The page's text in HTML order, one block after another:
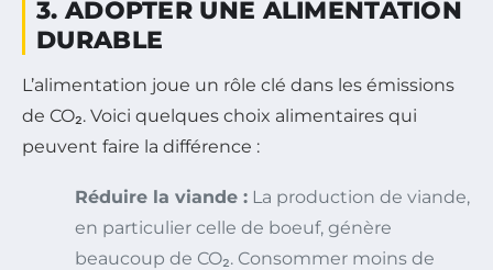
3. ADOPTER UNE ALIMENTATION
DURABLE
L’alimentation joue un rôle clé dans les émissions
de CO₂. Voici quelques choix alimentaires qui
peuvent faire la différence :
Réduire la viande : La production de viande,
en particulier celle de boeuf, génère
beaucoup de CO₂. Consommer moins de